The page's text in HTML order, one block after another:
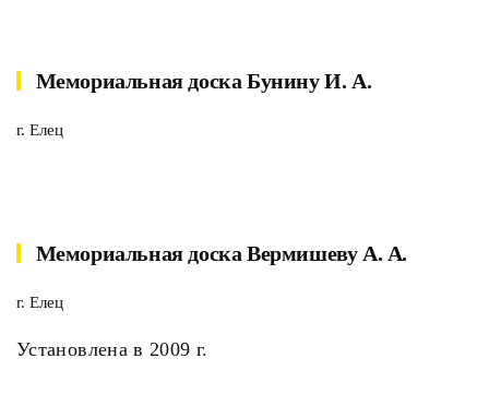
Мемориальная доска Бунину И. А.
г. Елец
Мемориальная доска Вермишеву А. А.
г. Елец
Установлена в 2009 г.